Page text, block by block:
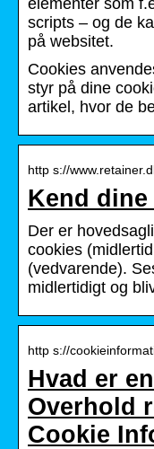
scripts – og de
på websitet.
Cookies
styr på dine
artikel, hvor de
http s://
Kend
Der er
cookies
(vedvarende).
midlertidigt og
http s://
Hvad er
Overhold
Cookie